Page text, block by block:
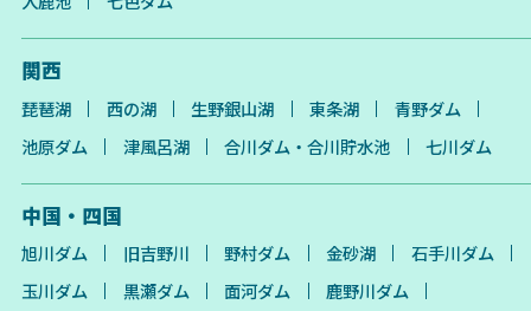
関西
琵琶湖 西の湖 生野銀山湖 東条湖
青野ダム
池原ダム
津風呂湖 合川ダム・合川貯水池 七川ダム
中国・四国
旭川ダム 旧吉野川 野村ダム 金砂湖
石手川ダム
玉川ダム
黒瀬ダム 面河ダム
鹿野川ダム